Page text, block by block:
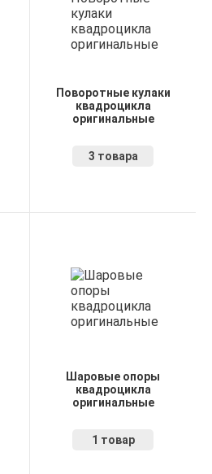
Поворотные кулаки
квадроцикла
оригинальные
3 товара
Шаровые опоры
квадроцикла
оригинальные
1 товар